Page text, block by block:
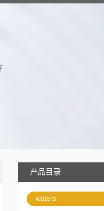
产品目录
waters